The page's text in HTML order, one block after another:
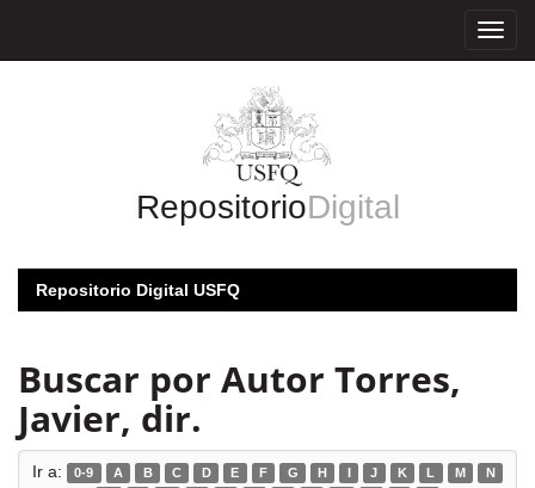
RepositorioDigital
Repositorio Digital USFQ
Buscar por Autor Torres,
Javier, dir.
Ir a: 0-9 A B C D E F G H I J K L M
N